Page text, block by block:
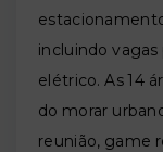
incluindo
elétrico. As 14
do morar
reunião, game